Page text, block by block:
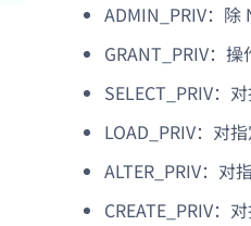
ADMIN_PRIV：除
GRANT_PRIV：
SELECT_PRIV：
LOAD_PRIV：对
ALTER_PRIV：对
CREATE_PRIV：